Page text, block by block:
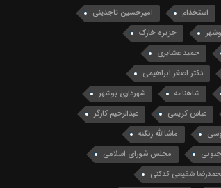
استخدام
امیرحسین تاجدینی
جزیره خارک
حمید عشایری
دکتر اصغر ابراهیمی
شاهنامه
شهرداری بوشهر
عباس کریمی
عبدالرحیم کارگر
ماشاالله زنگنه
مجلس شورای اسلامی
شفیعی کدکنی